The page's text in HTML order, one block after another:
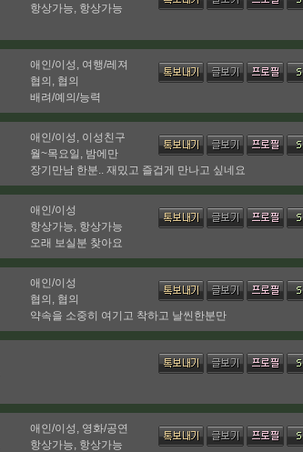
항상가능, 항상가능
애인/이성, 여행/레져
협의, 협의
배려/예의/능력
애인/이성, 이성친구
월~목요일, 밤에만
장기만남 한분.. 재밌고 즐겁게 만나고 싶네요
애인/이성
항상가능, 항상가능
오래 보실분 찾아요
애인/이성
협의, 협의
약속을 소중히 여기고 착하고 날씬한분만
애인/이성, 영화/공연
항상가능, 항상가능